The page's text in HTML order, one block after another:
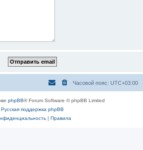
Часовой пояс: UTC+03:00
phpBB® Forum Software © phpBB Limited
Русская поддержка phpBB
| Правила